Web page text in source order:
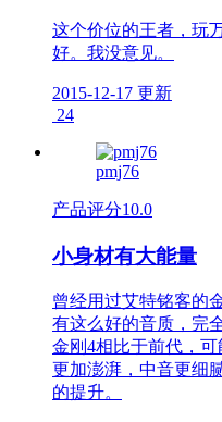
这个价位的王者，玩
好。我没意见。
2015-12-17 更新
24
pmj76
产品评分10.0
小身材有大能量
曾经用过艾特铭客的
有这么好的音质，完
金刚4相比于前代，
更加澎湃，中音更细
的提升。